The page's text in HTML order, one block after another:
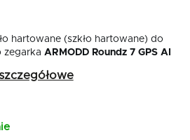
hartowane (szkło hartowane) do
zegarka ARMODD Roundz 7 GPS AI